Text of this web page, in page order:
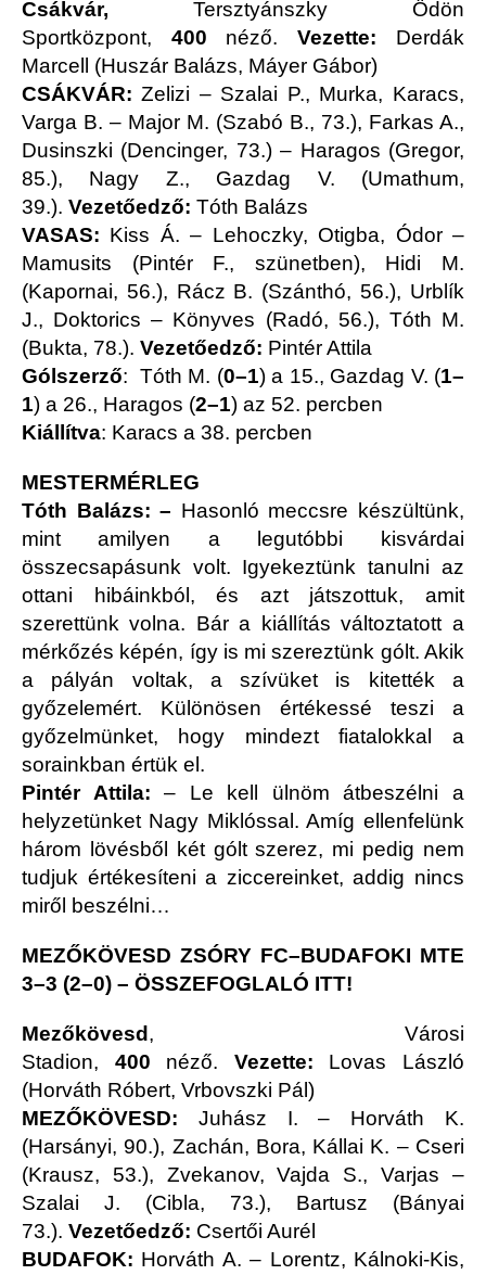
Csákvár, Tersztyánszky Ödön
Sportközpont, 400 néző.Vezette: Derdák
Marcell (Huszár Balázs, Máyer Gábor)
CSÁKVÁR: Zelizi – Szalai P., Murka, Karacs,
Varga B. – Major M. (Szabó B., 73.), Farkas A.,
Dusinszki (Dencinger, 73.) – Haragos (Gregor,
85.), Nagy Z., Gazdag V. (Umathum,
39.). Vezetőedző: Tóth Balázs
VASAS: Kiss Á. – Lehoczky, Otigba, Ódor –
Mamusits (Pintér F., szünetben), Hidi M.
(Kapornai, 56.), Rácz B. (Szánthó, 56.), Urblík
J., Doktorics – Könyves (Radó, 56.), Tóth M.
(Bukta, 78.). Vezetőedző: Pintér Attila
Gólszerző: Tóth M. (0–1) a 15., Gazdag V. (1–
1) a 26., Haragos (2–1) az 52. percben
Kiállítva: Karacs a 38. percben
MESTERMÉRLEG
Tóth Balázs: – Hasonló meccsre készültünk,
mint amilyen a legutóbbi kisvárdai
összecsapásunk volt. Igyekeztünk tanulni az
ottani hibáinkból, és azt játszottuk, amit
szerettünk volna. Bár a kiállítás változtatott a
mérkőzés képén, így is mi szereztünk gólt. Akik
a pályán voltak, a szívüket is kitették a
győzelemért. Különösen értékessé teszi a
győzelmünket, hogy mindezt fiatalokkal a
sorainkban értük el.
Pintér Attila: – Le kell ülnöm átbeszélni a
helyzetünket Nagy Miklóssal. Amíg ellenfelünk
három lövésből két gólt szerez, mi pedig nem
tudjuk értékesíteni a ziccereinket, addig nincs
miről beszélni…
MEZŐKÖVESD ZSÓRY FC–BUDAFOKI MTE
3–3 (2–0) – ÖSSZEFOGLALÓ ITT!
Mezőkövesd , Városi
Stadion, 400 néző. Vezette: Lovas László
(Horváth Róbert, Vrbovszki Pál)
MEZŐKÖVESD: Juhász I. – Horváth K.
(Harsányi, 90.), Zachán, Bora, Kállai K. – Cseri
(Krausz, 53.), Zvekanov, Vajda S., Varjas –
Szalai J. (Cibla, 73.), Bartusz (Bányai
73.). Vezetőedző: Csertői Aurél
BUDAFOK: Horváth A. – Lorentz, Kálnoki-Kis,